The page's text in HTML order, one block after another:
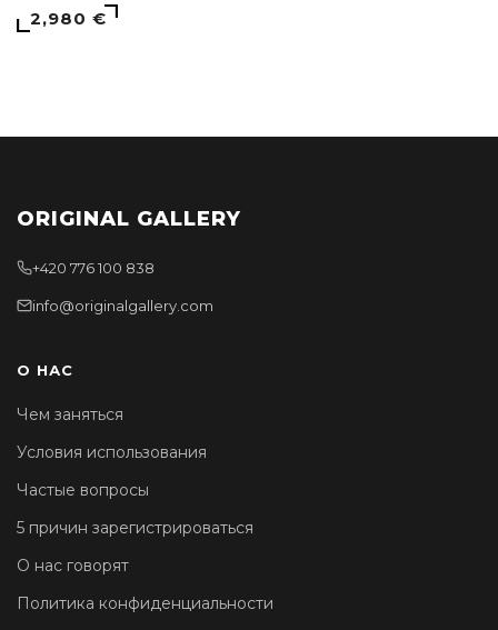
2,980 €
ORIGINAL GALLERY
+420 776 100 838
info@originalgallery.com
О НАС
Чем заняться
Условия использования
Частые вопросы
5 причин зарегистрироваться
О нас говорят
Политика конфиденциальности